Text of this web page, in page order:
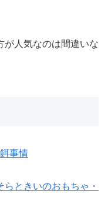
が人気なのは間違いな
事情
らときいのおもちゃ・